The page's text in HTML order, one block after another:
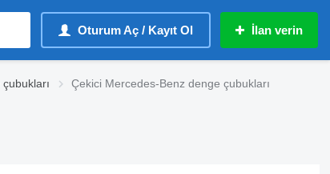
Oturum Aç / Kayıt Ol İlan verin
Çekici Mercedes-Benz denge çubukları